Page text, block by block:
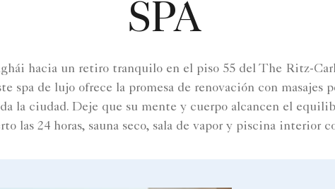
SPA
hacia un retiro tranquilo en el piso 55 del The Ritz-
spa de lujo ofrece la promesa de renovación con masajes
la ciudad. Deje que su mente y cuerpo alcancen el
las 24 horas, sauna seco, sala de vapor y piscina interior